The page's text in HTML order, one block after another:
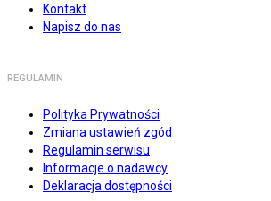
Kontakt
Napisz do nas
REGULAMIN
Polityka Prywatności
Zmiana ustawień zgód
Regulamin serwisu
Informacje o nadawcy
Deklaracja dostępności